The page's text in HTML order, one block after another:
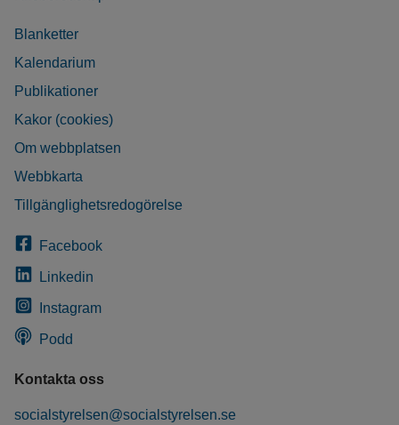
Blanketter
Kalendarium
Publikationer
Kakor (cookies)
Om webbplatsen
Webbkarta
Tillgänglighetsredogörelse
Facebook
Linkedin
Instagram
Podd
Kontakta oss
socialstyrelsen@socialstyrelsen.se